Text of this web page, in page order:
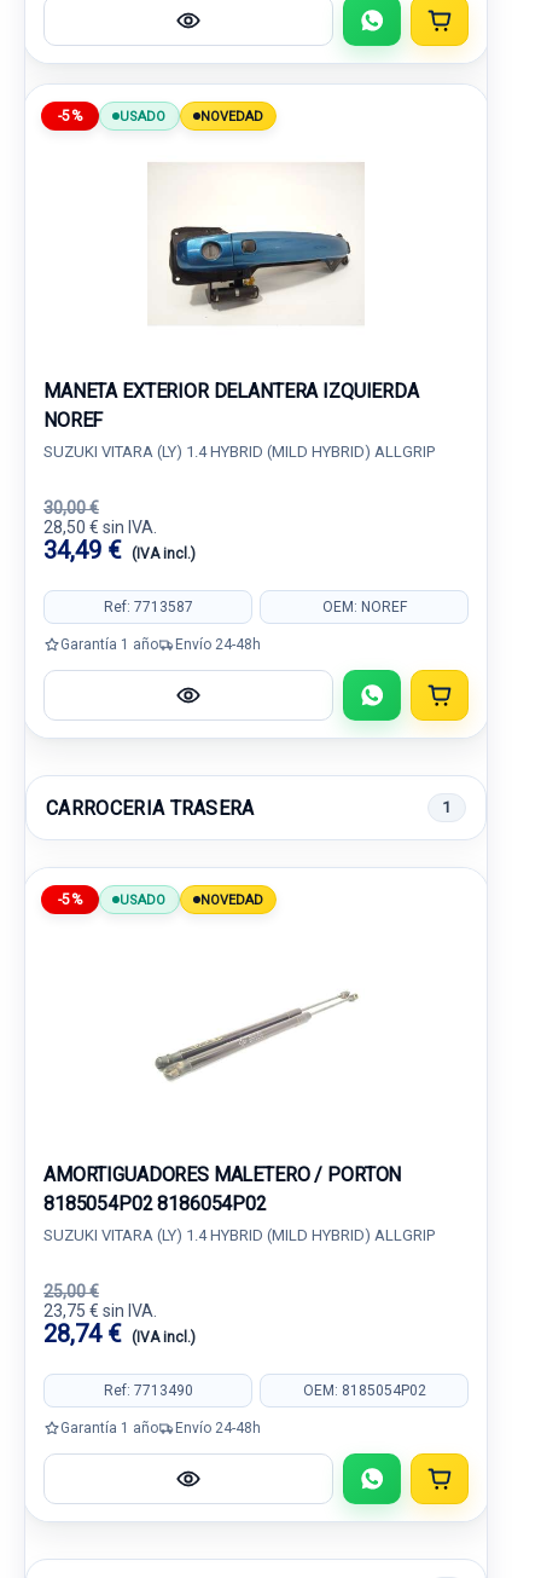
-5% USADO NOVEDAD
MANETA EXTERIOR DELANTERA IZQUIERDA
NOREF
SUZUKI VITARA (LY) 1.4 HYBRID (MILD HYBRID) ALLGRIP
30,00 €
28,50 € sin IVA.
34,49 € (IVA incl.)
Ref: 7713587 OEM: NOREF
Garantía 1 año Envío 24-48h
CARROCERIA TRASERA 1
-5% USADO NOVEDAD
AMORTIGUADORES MALETERO / PORTON
8185054P02 8186054P02
SUZUKI VITARA (LY) 1.4 HYBRID (MILD HYBRID) ALLGRIP
25,00 €
23,75 € sin IVA.
28,74 € (IVA incl.)
Ref: 7713490 OEM: 8185054P02
Garantía 1 año Envío 24-48h